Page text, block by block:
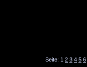
Seite: 1 2 3 4 5 6